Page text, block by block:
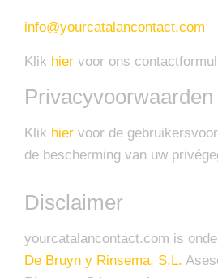
info@yourcatalancontact.com
Klik hier voor ons
Privacyvoorwaarden
Klik hier voor de
de bescherming van uw
Disclaimer
yourcatalancontact.com is
De Bruyn y Rinsema, S.L.